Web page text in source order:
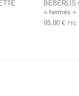
BEBERLIS
« hermés »
95,00 € TTC